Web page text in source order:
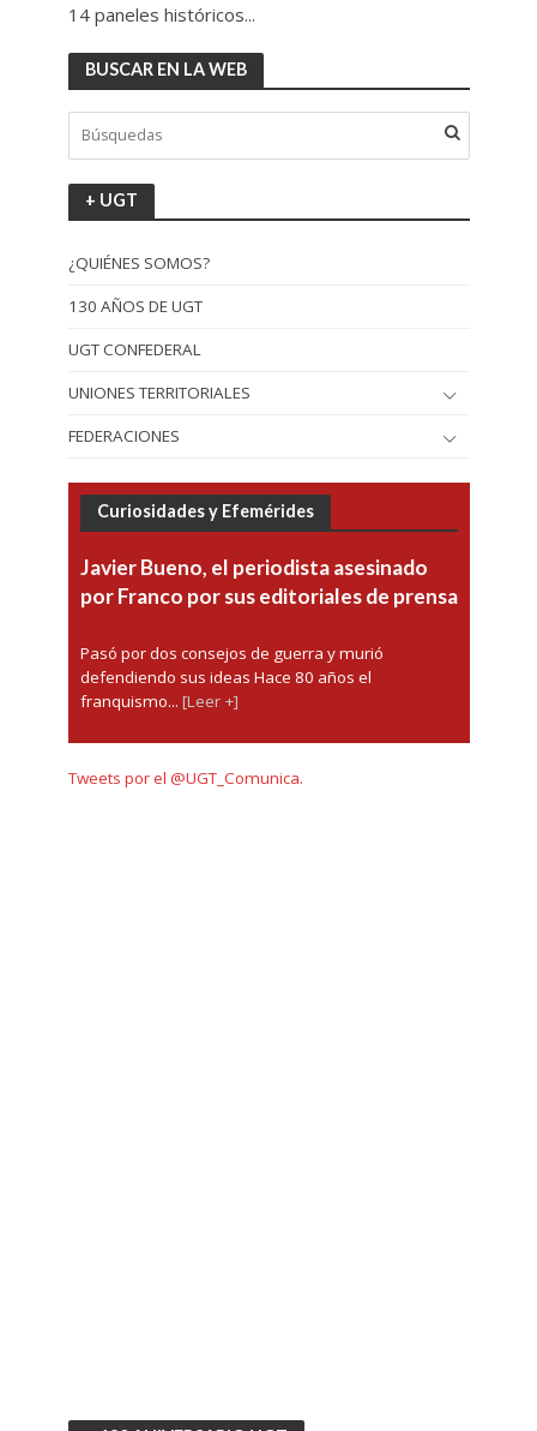
14 paneles históricos...
BUSCAR EN LA WEB
+ UGT
¿QUIÉNES SOMOS?
130 AÑOS DE UGT
UGT CONFEDERAL
UNIONES TERRITORIALES
FEDERACIONES
Curiosidades y Efemérides
Javier Bueno, el periodista asesinado
por Franco por sus editoriales de prensa
Pasó por dos consejos de guerra y murió
defendiendo sus ideas Hace 80 años el
franquismo... [Leer +]
Tweets por el @UGT_Comunica.